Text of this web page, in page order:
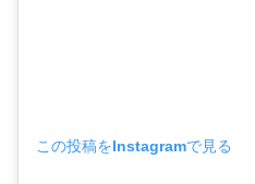
この投稿をInstagramで見る